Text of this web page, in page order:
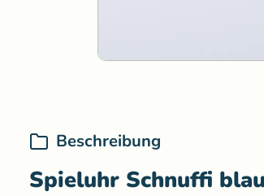
Beschreibung
Spieluhr Schnuffi